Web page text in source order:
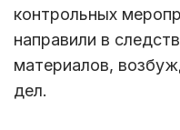
контрольных
направили в
материалов,
дел.